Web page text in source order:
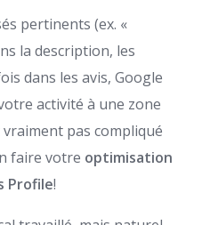
pertinents (ex. «
la description, les
dans les avis, Google
activité à une zone
vraiment pas compliqué
faire votre optimisation
Profile!